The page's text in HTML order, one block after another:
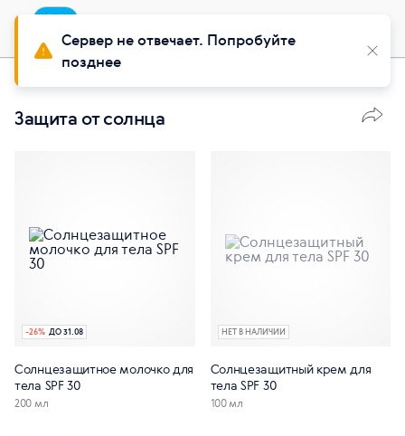
Buy Siberian
Красота
Защита от солнца
-26% ДО 31.08
Солнцезащитное молочко для
тела SPF 30
200 мл
НЕТ В НАЛИЧИИ
Солнцезащитный крем для
тела SPF 30
100 мл
Сервер не отвечает. Попробуйте
позднее